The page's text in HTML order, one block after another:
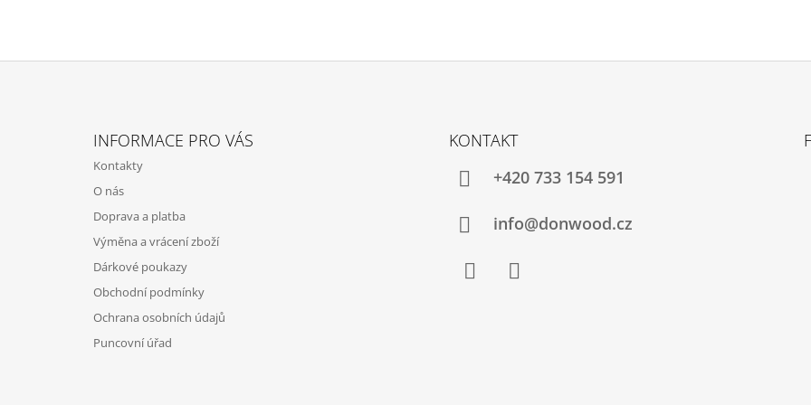
INFORMACE PRO VÁS
Kontakty
O nás
Doprava a platba
Výměna a vrácení zboží
Dárkové poukazy
Obchodní podmínky
Ochrana osobních údajů
Puncovní úřad
KONTAKT
+420 733 154 591
info@donwood.cz